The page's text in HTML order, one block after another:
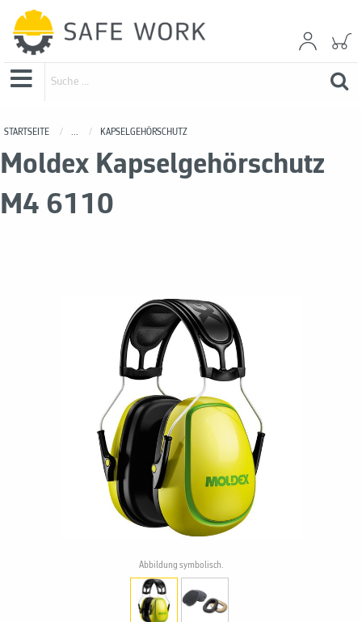
STARTSEITE ... KAPSELGEHÖRSCHUTZ
Moldex Kapselgehörschutz
M4 6110
Abbildung symbolisch.